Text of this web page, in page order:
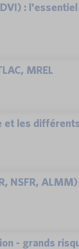
: l'essentiel
MREL
et les
NSFR, ALMM)
- grands